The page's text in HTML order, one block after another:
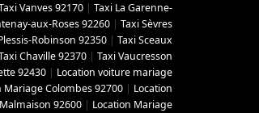
Vanves 92170 | Taxi La Garenne-
aux-Roses 92260 | Taxi Sèvres
Robinson 92350 | Taxi Sceaux
Chaville 92370 | Taxi Vaucresson
92430 | Location voiture mariage
Mariage Colombes 92700 | Location
92600 | Location Mariage